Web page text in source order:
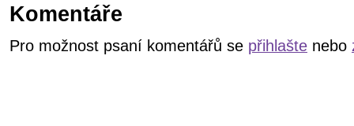
Komentáře
Pro možnost psaní komentářů se přihlašte nebo